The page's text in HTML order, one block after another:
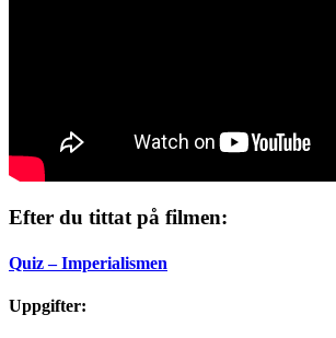
Efter du tittat på filmen:
Quiz – Imperialismen
Uppgifter: